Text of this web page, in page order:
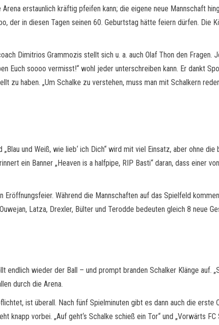
erstaunlich kräftig pfeifen kann; die eigene neue Mannschaft
der in diesen Tagen seinen 60. Geburtstag hätte feiern dürfen. Die
Dimitrios Grammozis stellt sich u. a. auch Olaf Thon den Fragen.
Euch soooo vermisst!“ wohl jeder unterschreiben kann. Er dankt
haben. „Um Schalke zu verstehen, muss man mit Schalkern
und Weiß, wie lieb‘ ich Dich“ wird mit viel Einsatz, aber ohne die
ein Banner „Heaven is a halfpipe, RIP Basti“ daran, dass einer
Während die Mannschaften auf das Spielfeld
Latza, Drexler, Bülter und Terodde bedeuten gleich 8 neue
wieder der Ball – und prompt branden Schalker Klänge auf.
durch die Arena.
ist überall. Nach fünf Spielminuten gibt es dann auch die erste
vorbei. „Auf geht‘s Schalke schieß ein Tor“ und „Vorwärts FC